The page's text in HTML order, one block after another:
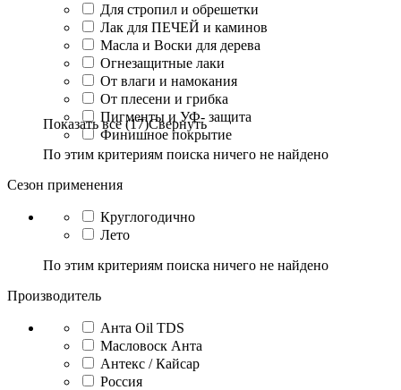
Для стропил и обрешетки
Лак для ПЕЧЕЙ и каминов
Масла и Воски для дерева
Огнезащитные лаки
От влаги и намокания
От плесени и грибка
Пигменты и УФ- защита
Финишное покрытие
Показать все (17)Свернуть
По этим критериям поиска ничего не найдено
Сезон применения
Круглогодично
Лето
По этим критериям поиска ничего не найдено
Производитель
Анта Oil TDS
Масловоск Анта
Антекс / Кайсар
Россия